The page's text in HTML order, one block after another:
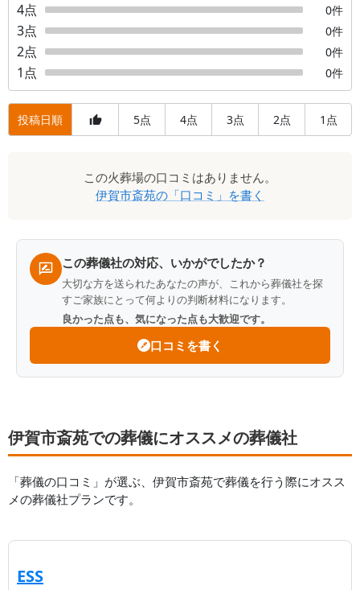
4点 0件
3点 0件
2点 0件
1 点 0件
投稿日順 5点 4点 3点 2点 1 点
この火葬場の口コミはありません。
伊賀市斎苑の「口コミ」を書く
この葬儀社の対応、いかがでしたか？
大切な方を送られたあなたの声が、これから葬儀社を探
すご家族にとって何よりの判断材料になります。
良かった点も、気になった点も大歓迎です。
口コミを書く
伊賀市斎苑での葬儀にオススメの葬儀社
「葬儀の口コミ」が選ぶ、 伊賀市斎苑で葬儀を行う際にオスス
メの葬儀社プランです。
【第
ESS| ベテランスタッフがあなたをサポート 心